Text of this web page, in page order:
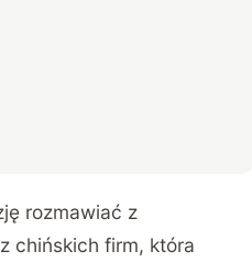
rozmawiać z
chińskich firm, która